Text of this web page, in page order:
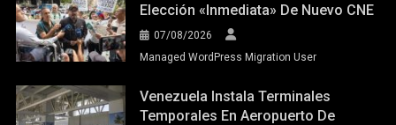
Elección «inmediata» De Nuevo CNE
07/08/2026
Managed WordPress Migration User
Venezuela Instala Terminales
Temporales En Aeropuerto De